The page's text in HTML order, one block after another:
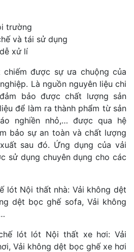
trường
và tái sử dụng
xử lí
được sự ưa chuộng của
Là nguồn nguyên liệu chi
bảo được chất lượng sản
để làm ra thành phẩm từ sản
nghiền nhỏ,… được qua hệ
bảo sự an toàn và chất lượng
sau đó. ​Ứng dụng của vải
sử dụng chuyên dụng cho các
lót Nội thất nhà: Vải không dệt
dệt bọc ghế sofa, Vải không
lót lót Nội thất xe hơi: Vải
Vải không dệt bọc ghế xe hơi